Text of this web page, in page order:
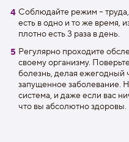
Соблюдайте режим –
есть в одно и то же время,
плотно есть 3 раза в день.
Регулярно проходите
своему организму.
болезнь, делая ежегодный
запущенное заболевание.
система, и даже если вас
что вы абсолютно здоровы.